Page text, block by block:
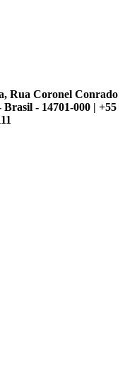
Rua Coronel Conrado
- 14701-000 | +55